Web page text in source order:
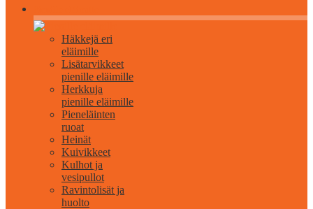
Häkkejä eri
eläimille
Lisätarvikkeet
pienille eläimille
Herkkuja
pienille eläimille
Pieneläinten
ruoat
Heinät
Kuivikkeet
Kulhot ja
vesipullot
Ravintolisät ja
huolto